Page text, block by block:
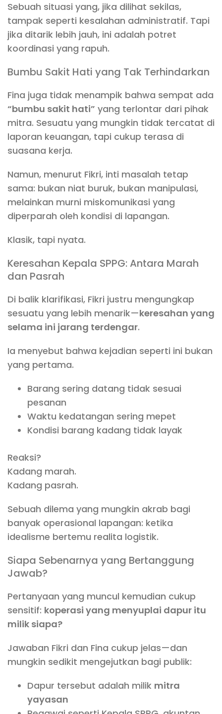
Sebuah situasi yang, jika dilihat sekilas,
tampak seperti kesalahan administratif. Tapi
jika ditarik lebih jauh, ini adalah potret
koordinasi yang rapuh.
Bumbu Sakit Hati yang Tak Terhindarkan
Fina juga tidak menampik bahwa sempat ada
“bumbu sakit hati” yang terlontar dari pihak
mitra. Sesuatu yang mungkin tidak tercatat di
laporan keuangan, tapi cukup terasa di
suasana kerja.
Namun, menurut Fikri, inti masalah tetap
sama: bukan niat buruk, bukan manipulasi,
melainkan murni miskomunikasi yang
diperparah oleh kondisi di lapangan.
Klasik, tapi nyata.
Keresahan Kepala SPPG: Antara Marah
dan Pasrah
Di balik klarifikasi, Fikri justru mengungkap
sesuatu yang lebih menarik—keresahan yang
selama ini jarang terdengar.
Ia menyebut bahwa kejadian seperti ini bukan
yang pertama.
Barang sering datang tidak sesuai
pesanan
Waktu kedatangan sering mepet
Kondisi barang kadang tidak layak
Reaksi?
Kadang marah.
Kadang pasrah.
Sebuah dilema yang mungkin akrab bagi
banyak operasional lapangan: ketika
idealisme bertemu realita logistik.
Siapa Sebenarnya yang Bertanggung
Jawab?
Pertanyaan yang muncul kemudian cukup
sensitif: koperasi yang menyuplai dapur itu
milik siapa?
Jawaban Fikri dan Fina cukup jelas—dan
mungkin sedikit mengejutkan bagi publik:
Dapur tersebut adalah milik mitra
yayasan